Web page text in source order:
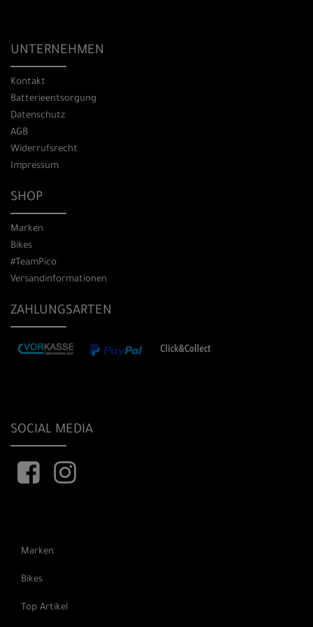
UNTERNEHMEN
Kontakt
Batterieentsorgung
Datenschutz
AGB
Widerrufsrecht
Impressum
SHOP
Marken
Bikes
#TeamPico
Versandinformationen
ZAHLUNGSARTEN
SOCIAL MEDIA
Marken
Bikes
Top Artikel